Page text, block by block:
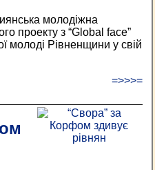
молодіжна
проекту з “Global face”
молоді Рівненщини у свій
=>>>=